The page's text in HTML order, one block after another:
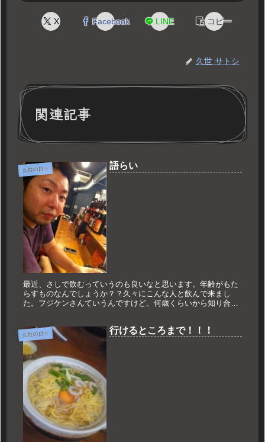
X Facebook LINE コピー
久世 サトシ
関連記事
久世の日々 語らい
最近、さしで飲むっていうのも良いなと思います。年齢がもた
らすものなんでしょうか？？久々にこんな人と飲んで来まし
た。フジケンさんていうんですけど、何歳くらいから知り合い
久世の日々 行けるところまで！！！